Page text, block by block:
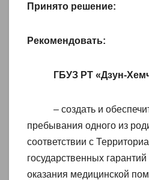
П ринято решение:
Рекомендовать:
ГБУЗ РТ «Дзун-
– создать и
пребывания одного из
соответствии с
государственных
оказания медицинской